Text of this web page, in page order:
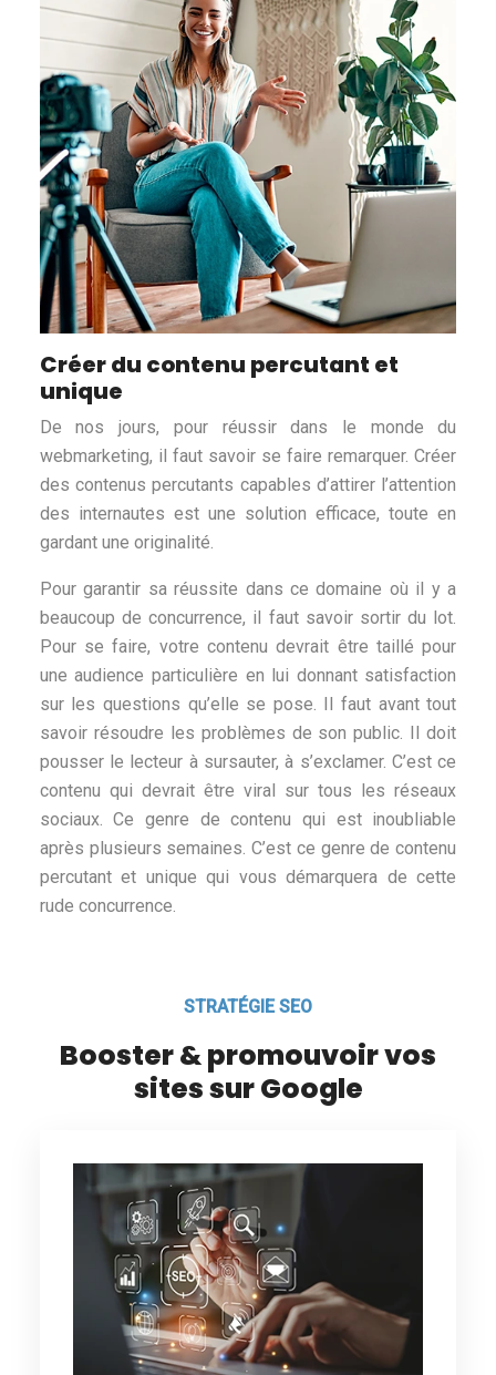
Créer du contenu percutant et
unique
De nos jours, pour réussir dans le monde du
webmarketing, il faut savoir se faire remarquer. Créer
des contenus percutants capables d’attirer l’attention
des internautes est une solution efficace, toute en
gardant une originalité.
Pour garantir sa réussite dans ce domaine où il y a
beaucoup de concurrence, il faut savoir sortir du lot.
Pour se faire, votre contenu devrait être taillé pour
une audience particulière en lui donnant satisfaction
sur les questions qu’elle se pose. Il faut avant tout
savoir résoudre les problèmes de son public. Il doit
pousser le lecteur à sursauter, à s’exclamer. C’est ce
contenu qui devrait être viral sur tous les réseaux
sociaux. Ce genre de contenu qui est inoubliable
après plusieurs semaines. C’est ce genre de contenu
percutant et unique qui vous démarquera de cette
rude concurrence.
STRATÉGIE SEO
Booster & promouvoir vos
sites sur Google